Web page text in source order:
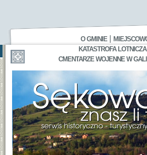
O GMINIE
KATASTROFA
CMENTARZE WOJENNE W